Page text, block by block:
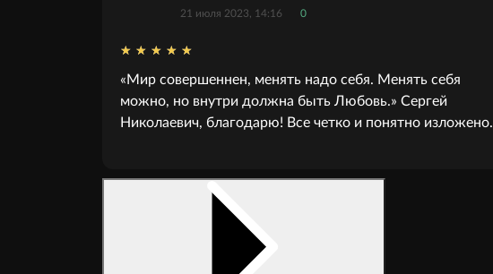
21 июля 2023, 14:16 0
«Мир совершеннен, менять надо себя. Менять себя
можно, но внутри должна быть Любовь.» Сергей
Николаевич, благодарю! Все четко и понятно изложено.